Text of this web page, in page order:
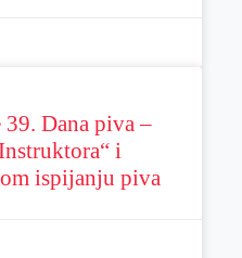
39. Dana piva –
i
ispijanju piva